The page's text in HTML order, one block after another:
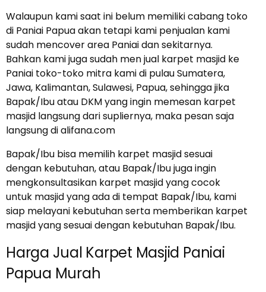
Walaupun kami saat ini belum memiliki cabang toko
di Paniai Papua akan tetapi kami penjualan kami
sudah mencover area Paniai dan sekitarnya.
Bahkan kami juga sudah men jual karpet masjid ke
Paniai toko-toko mitra kami di pulau Sumatera,
Jawa, Kalimantan, Sulawesi, Papua, sehingga jika
Bapak/Ibu atau DKM yang ingin memesan karpet
masjid langsung dari supliernya, maka pesan saja
langsung di alifana.com
Bapak/Ibu bisa memilih karpet masjid sesuai
dengan kebutuhan, atau Bapak/Ibu juga ingin
mengkonsultasikan karpet masjid yang cocok
untuk masjid yang ada di tempat Bapak/Ibu, kami
siap melayani kebutuhan serta memberikan karpet
masjid yang sesuai dengan kebutuhan Bapak/Ibu.
Harga Jual Karpet Masjid Paniai
Papua Murah